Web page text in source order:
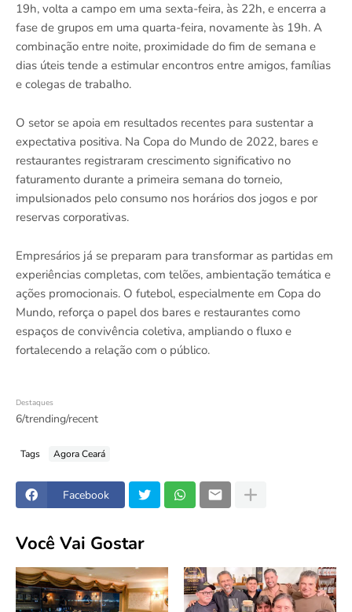
19h, volta a campo em uma sexta-feira, às 22h, e encerra a
fase de grupos em uma quarta-feira, novamente às 19h. A
combinação entre noite, proximidade do fim de semana e
dias úteis tende a estimular encontros entre amigos, famílias
e colegas de trabalho.
O setor se apoia em resultados recentes para sustentar a
expectativa positiva. Na Copa do Mundo de 2022, bares e
restaurantes registraram crescimento significativo no
faturamento durante a primeira semana do torneio,
impulsionados pelo consumo nos horários dos jogos e por
reservas corporativas.
Empresários já se preparam para transformar as partidas em
experiências completas, com telões, ambientação temática e
ações promocionais. O futebol, especialmente em Copa do
Mundo, reforça o papel dos bares e restaurantes como
espaços de convivência coletiva, ampliando o fluxo e
fortalecendo a relação com o público.
Destaques
6/trending/recent
Tags Agora Ceará
Facebook
Você Vai Gostar